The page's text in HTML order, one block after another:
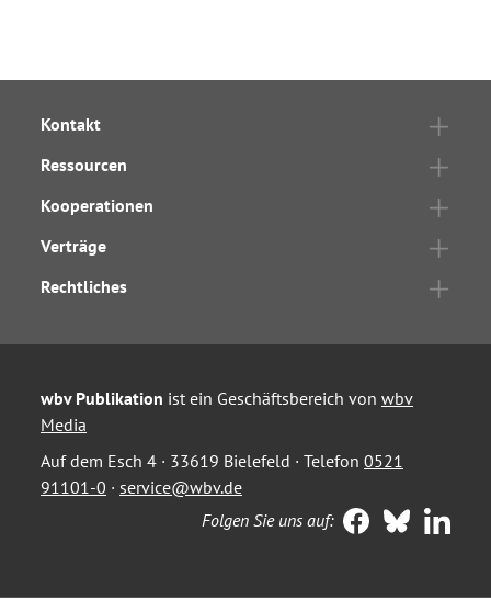
Kontakt
Ressourcen
Kooperationen
Verträge
Rechtliches
wbv Publikation ist ein Geschäftsbereich von wbv
Media
Auf dem Esch 4 · 33619 Bielefeld · Telefon 0521
91101-0 · service@wbv.de
Folgen Sie uns auf: